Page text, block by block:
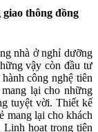
giao thông đồng
nhà ở nghỉ dưỡng
vậy còn đầu tư
công nghệ tiên
lại cho những
tuyệt vời. Thiết kế
mang lại cho khách
Linh hoạt trong tiện